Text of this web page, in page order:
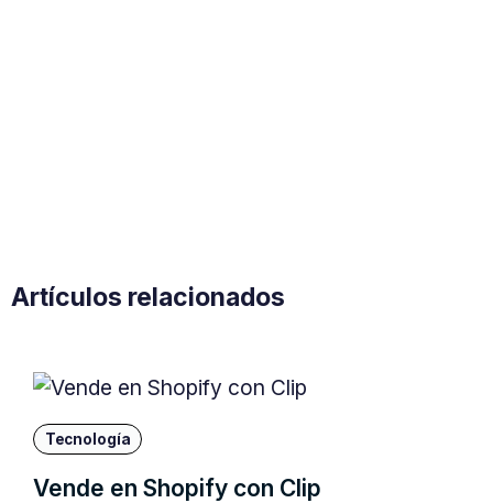
Artículos relacionados
Tecnología
Vende en Shopify con Clip